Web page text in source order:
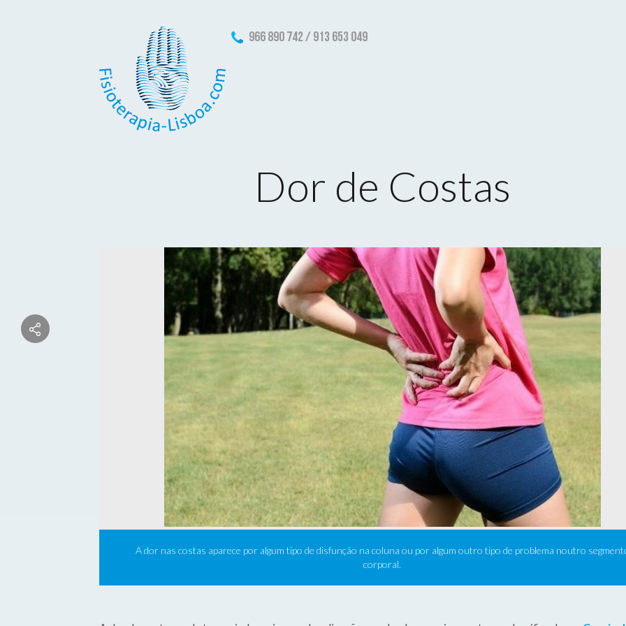
966 890 742 / 913 653 049
Dor de Costas
A dor nas costas aparece por algum tipo de disfunção na coluna ou por algum outro tipo de problema noutro
corporal.